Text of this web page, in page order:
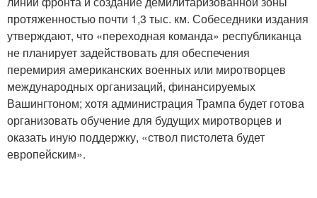
протяженностью почти 1,3 тыс. км. Собеседники издания
утверждают, что «переходная команда» республиканца
не планирует задействовать для обеспечения
перемирия американских военных или миротворцев
международных организаций, финансируемых
Вашингтоном; хотя администрация Трампа будет готова
организовать обучение для будущих миротворцев и
оказать иную поддержку, «ствол пистолета будет
европейским».